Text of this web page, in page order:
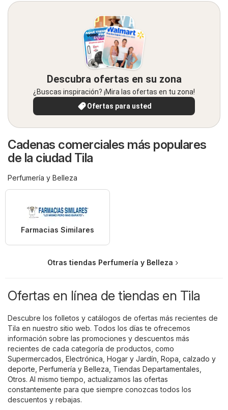
Descubra ofertas en su zona
¿Buscas inspiración? ¡Mira las ofertas en tu zona!
Ofertas para usted
Cadenas comerciales más populares
de la ciudad Tila
Perfumería y Belleza
Farmacias Similares
Otras tiendas Perfumería y Belleza
Ofertas en línea de tiendas en Tila
Descubre los folletos y catálogos de ofertas más recientes de
Tila en nuestro sitio web. Todos los días te ofrecemos
información sobre las promociones y descuentos más
recientes de cada categoría de productos, como
Supermercados Electrónica Hogar y Jardín Ropa, calzado y
deporte Perfumería y Belleza Tiendas Departamentales
Otros. Al mismo tiempo, actualizamos las ofertas
constantemente para que siempre conozcas todos los
descuentos y rebajas.